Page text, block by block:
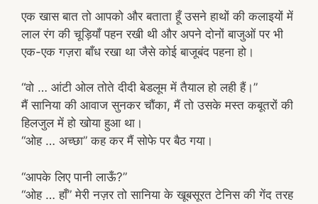
एक खास बात तो आपको और बताता हूँ उसने हाथों की कलाइयों में
लाल रंग की चूड़ियाँ पहन रखी थी और अपने दोनों बाजुओं पर भी
एक-एक गज़रा बाँध रखा था जैसे कोई बाजूबंद पहना हो।
“वो … आंटी ओल तोते दीदी बेडलूम में तैयाल हो लही हैं।”
मैं सानिया की आवाज सुनकर चौंका, मैं तो उसके मस्त कबूतरों की
हिलजुल में हो खोया हुआ था।
“ओह … अच्छा” कह कर मैं सोफे पर बैठ गया।
“आपके लिए पानी लाऊँ?”
“ओह … हाँ” मेरी नज़र तो सानिया के खूबसूरत टेनिस की गेंद तरह